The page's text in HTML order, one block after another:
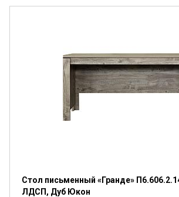
Стол письменный «Гранде»
ЛДСП, Дуб Юкон